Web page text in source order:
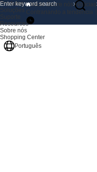
Produtos
Soluções
Suporte
Resources
Sobre nós
Shopping Center
Português
Início Sobre nós Notícias
Contrariando a tendência